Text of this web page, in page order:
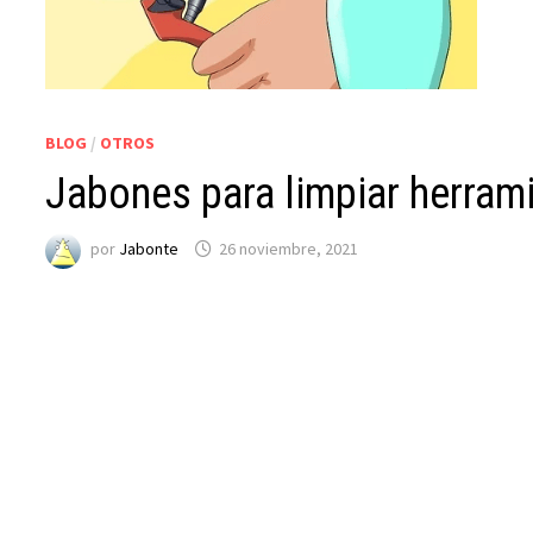
BLOG / OTROS
Jabones para limpiar
por Jabonte 26 noviembre, 2021